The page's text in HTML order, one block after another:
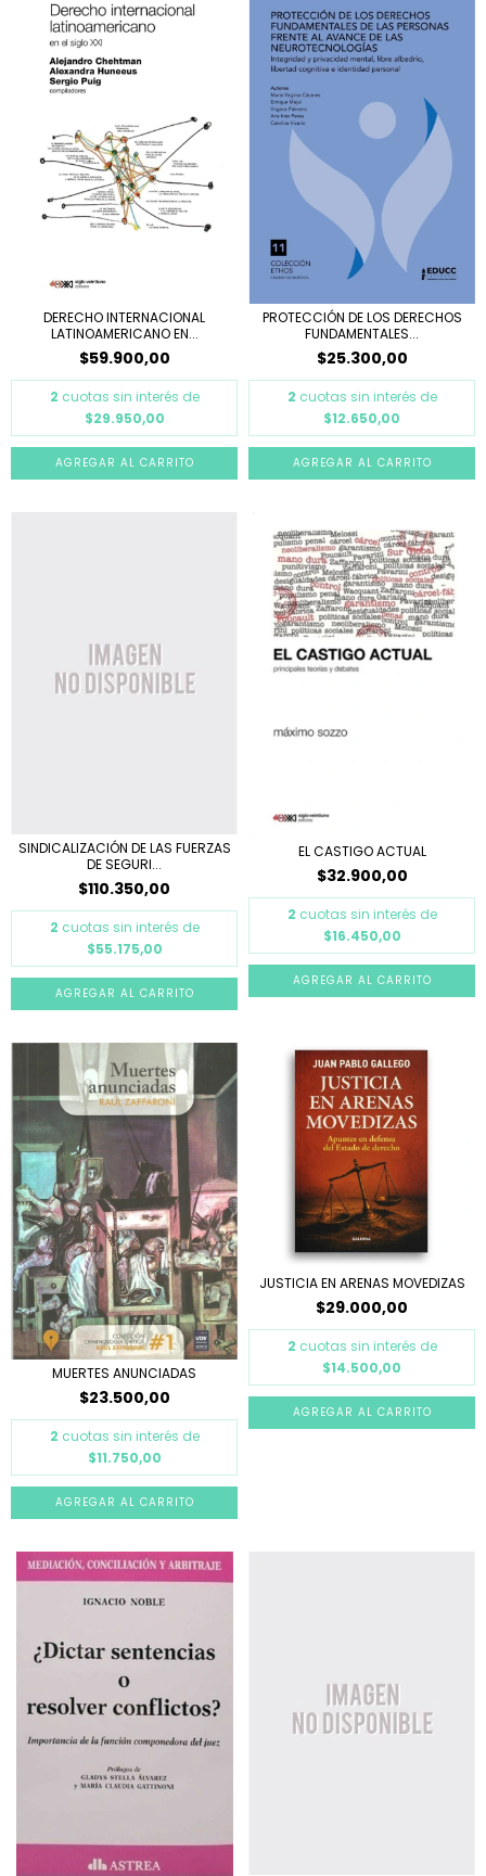
DERECHO INTERNACIONAL
LATINOAMERICANO EN...
$59.900,00
2 cuotas sin interés de
$29.950,00
PROTECCIÓN DE LOS DERECHOS
FUNDAMENTALES...
$25.300,00
2 cuotas sin interés de
$12.650,00
SINDICALIZACIÓN DE LAS FUERZAS
DE SEGURI...
$110.350,00
2 cuotas sin interés de
$55.175,00
EL CASTIGO ACTUAL
$32.900,00
2 cuotas sin interés de
$16.450,00
MUERTES ANUNCIADAS
$23.500,00
2 cuotas sin interés de
$11.750,00
JUSTICIA EN ARENAS MOVEDIZAS
$29.000,00
2 cuotas sin interés de
$14.500,00